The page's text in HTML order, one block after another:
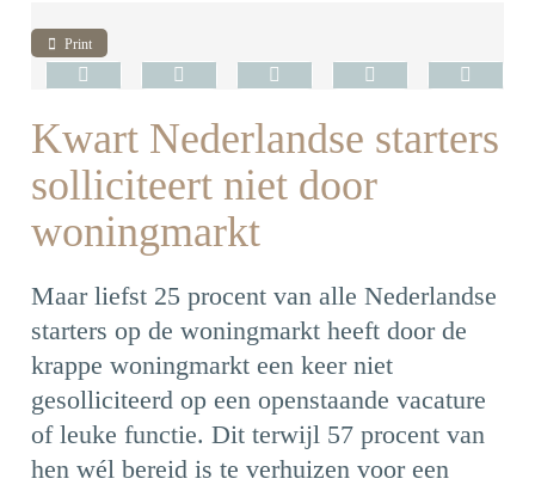
Print
Kwart Nederlandse starters
solliciteert niet door
woningmarkt
Maar liefst 25 procent van alle Nederlandse
starters op de woningmarkt heeft door de
krappe woningmarkt een keer niet
gesolliciteerd op een openstaande vacature
of leuke functie. Dit terwijl 57 procent van
hen wél bereid is te verhuizen voor een